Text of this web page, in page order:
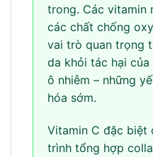
trong. Các vitamin
các chất chống
vai trò quan trọng
da khỏi tác hại
ô nhiễm – những
hóa sớm.
Vitamin C đặc biệt
trình tổng hợp